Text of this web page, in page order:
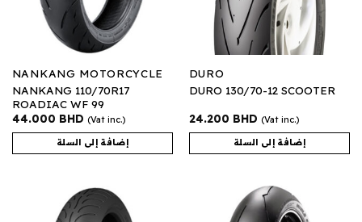
DURO
DURO 130/70-12 SCOOTER
24.200 BHD (Vat inc.)
إضافة إلى السلة
NANKANG MOTORCYCLE
NANKANG 110/70R17
ROADIAC WF 99
44.000 BHD (Vat inc.)
إضافة إلى السلة